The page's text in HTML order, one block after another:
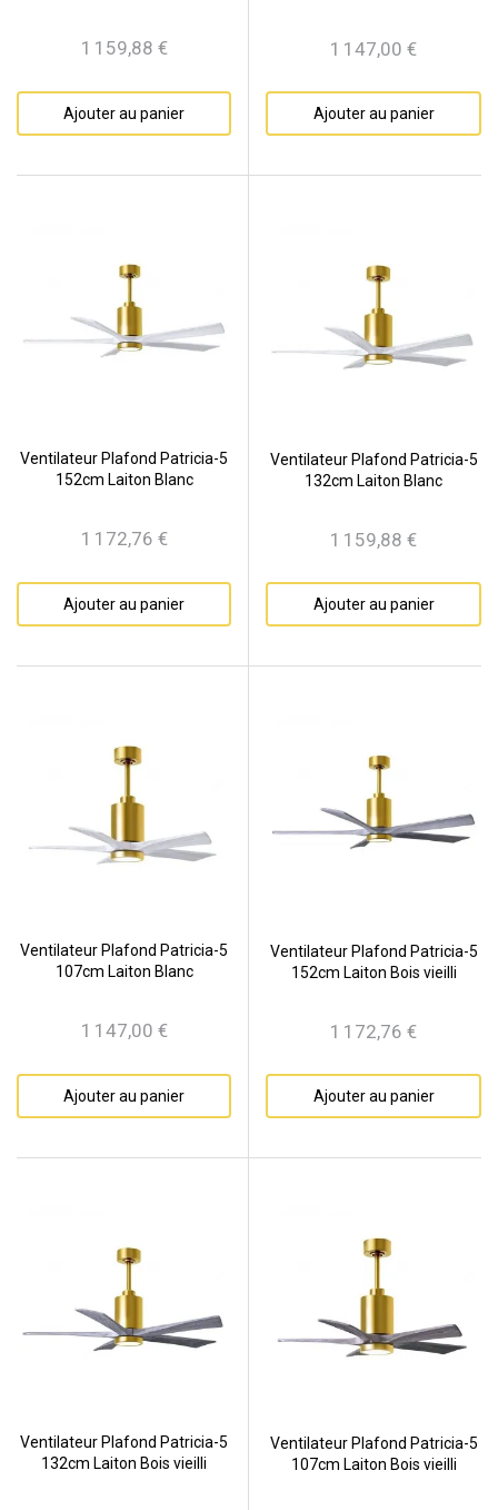
Prix
1 159,88 €
Ajouter au panier
Prix
1 147,00 €
Ajouter au panier
Ventilateur Plafond Patricia-5
152cm Laiton Blanc
Prix
1 172,76 €
Ajouter au panier
Ventilateur Plafond Patricia-5
132cm Laiton Blanc
Prix
1 159,88 €
Ajouter au panier
Ventilateur Plafond Patricia-5
107cm Laiton Blanc
Prix
1 147,00 €
Ajouter au panier
Ventilateur Plafond Patricia-5
152cm Laiton Bois vieilli
Prix
1 172,76 €
Ajouter au panier
Ventilateur Plafond Patricia-5
132cm Laiton Bois vieilli
Ventilateur Plafond Patricia-5
107cm Laiton Bois vieilli